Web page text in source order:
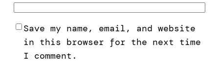
Save my name, email, and website
in this browser for the next time
I comment.